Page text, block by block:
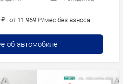
₽ от 11 969 ₽/мес без взноса
об автомобиле